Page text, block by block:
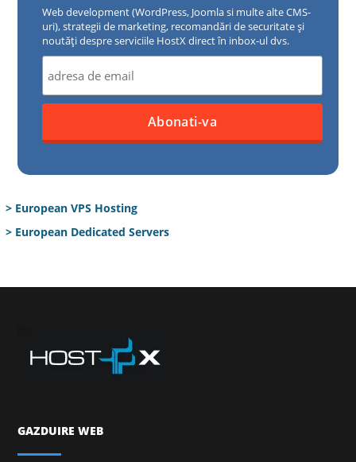
Web development (WordPress, Joomla si multe alte CMS-
uri), strategii de marketing, recomandări de securitate și
noutăți despre serviciile HostX direct în inbox-ul dvs.
> European VPS Hosting
> European Dedicated Servers
GAZDUIRE WEB